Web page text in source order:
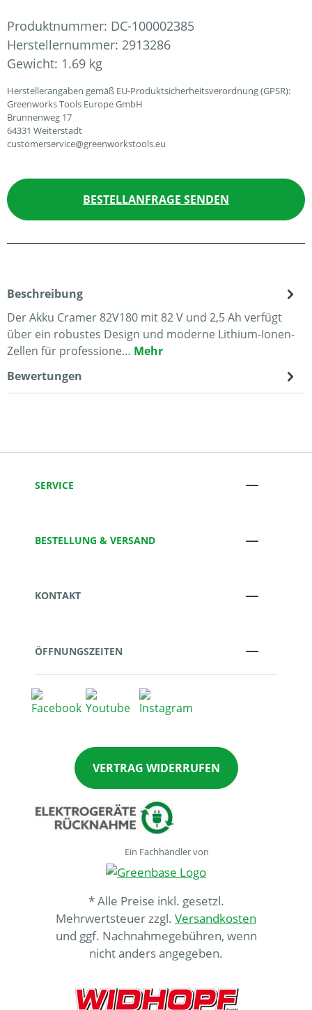
Produktnummer: DC-100002385
Herstellernummer: 2913286
Gewicht: 1.69 kg
Herstellerangaben gemäß EU-Produktsicherheitsverordnung (GPSR):
Greenworks Tools Europe GmbH
Brunnenweg 17
64331 Weiterstadt
customerservice@greenworkstools.eu
BESTELLANFRAGE SENDEN
Beschreibung
Der Akku Cramer 82V180 mit 82 V und 2,5 Ah verfügt
über ein robustes Design und moderne Lithium-Ionen-
Zellen für professione… Mehr
Bewertungen
SERVICE
BESTELLUNG & VERSAND
KONTAKT
ÖFFNUNGSZEITEN
VERTRAG WIDERRUFEN
Ein Fachhändler von
* Alle Preise inkl. gesetzl.
Mehrwertsteuer zzgl. Versandkosten
und ggf. Nachnahmegebühren, wenn
nicht anders angegeben.